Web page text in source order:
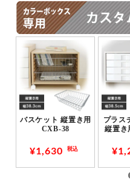
バスケット 縦置き用
CXB-38
¥1,630 税込
プラス
縦置き